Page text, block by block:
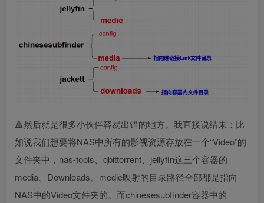
🔺然后就是很多小伙伴容易出错的地方。我直接说结果：比
如说我们想要将NAS中所有的影视资源存放在一个“Video”的
文件夹中，nas-tools、qbittorrent、jellyfin这三个容器的
media、Downloads、medie映射的目录路径全部都是指向
NAS中的Video文件夹的。而chinesesubfinder容器中的